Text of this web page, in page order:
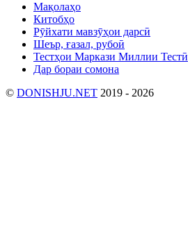
Мақолаҳо
Китобҳо
Рӯйхати мавзӯҳои дарсӣ
Шеър, ғазал, рубоӣ
Тестҳои Маркази Миллии Тестӣ
Дар бораи сомона
© DONISHJU.NET 2019 - 2026